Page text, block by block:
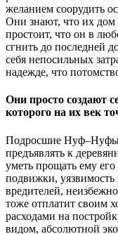
желанием соорудить
Они знают, что их дом
простоит, что он в
сгнить до последней
себя непосильных
надежде, что
Они просто создают
которого на их век
Подросшие Нуф–Нуфы
предъявлять к
уметь прощать ему
подвижки, уязвимость
вредителей,
тоже отплатит своим
расходами на
видом, абсолютной